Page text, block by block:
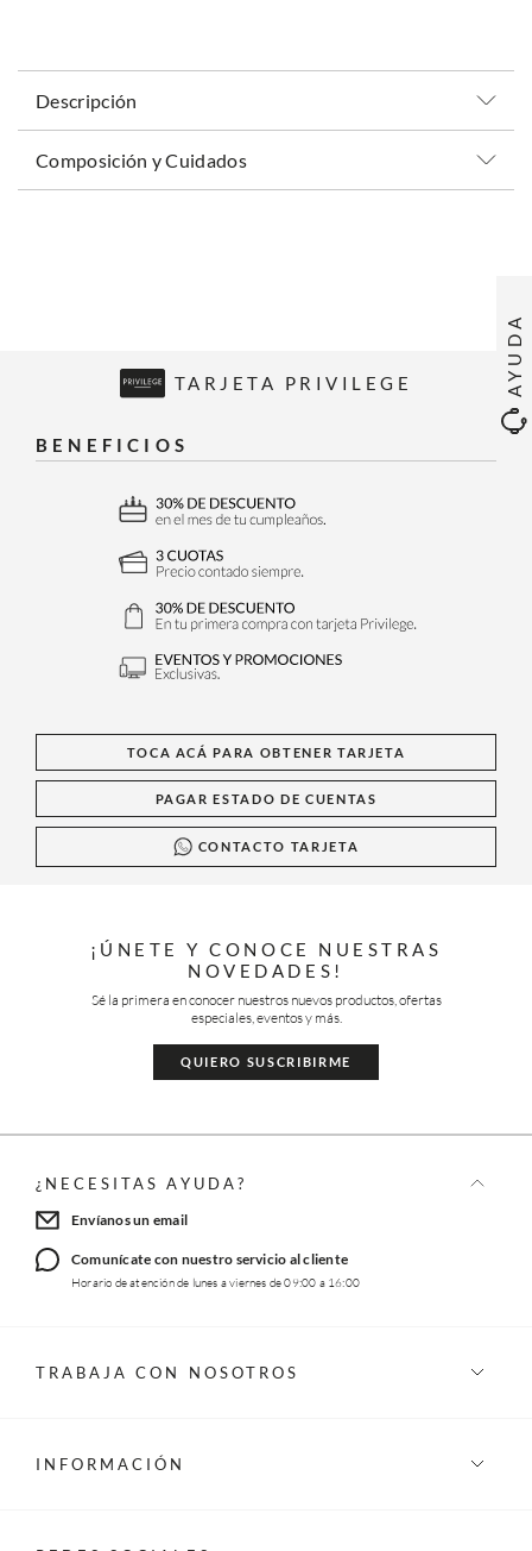
AYUDA
Descripción
Composición y Cuidados
TARJETA PRIVILEGE
BENEFICIOS
TOCA ACÁ PARA OBTENER TARJETA
PAGAR ESTADO DE CUENTAS
CONTACTO TARJETA
¡ÚNETE Y CONOCE NUESTRAS
NOVEDADES!
Sé la primera en conocer nuestros nuevos productos, ofertas
especiales, eventos y más.
QUIERO SUSCRIBIRME
¿NECESITAS AYUDA?
Envíanos un email
Comunícate con nuestro servicio al cliente
Horario de atención de lunes a viernes de 09:00 a 16:00
TRABAJA CON NOSOTROS
INFORMACIÓN